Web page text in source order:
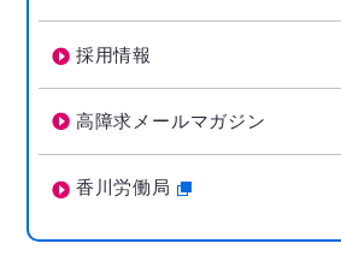
採用情報
高障求メールマガジン
香川労働局